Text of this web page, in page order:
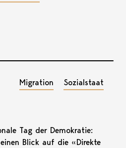
Migration Sozialstaat
Tag der Demokratie:
Blick auf die «Direkte